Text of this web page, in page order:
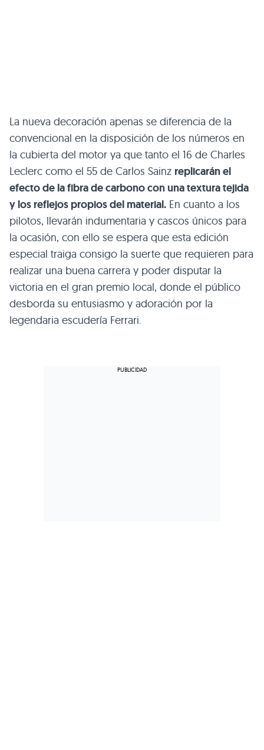
La nueva decoración apenas se diferencia de la
convencional en la disposición de los números en
la cubierta del motor ya que tanto el 16 de Charles
Leclerc como el 55 de Carlos Sainz replicarán el
efecto de la fibra de carbono con una textura tejida
y los reflejos propios del material. En cuanto a los
pilotos, llevarán indumentaria y cascos únicos para
la ocasión, con ello se espera que esta edición
especial traiga consigo la suerte que requieren para
realizar una buena carrera y poder disputar la
victoria en el gran premio local, donde el público
desborda su entusiasmo y adoración por la
legendaria escudería Ferrari.